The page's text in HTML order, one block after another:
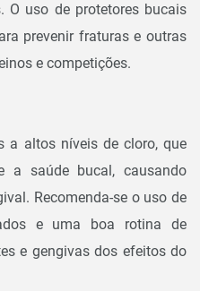
O uso de protetores bucais
prevenir fraturas e outras
e competições.
a altos níveis de cloro, que
a saúde bucal, causando
Recomenda-se o uso de
e uma boa rotina de
e gengivas dos efeitos do